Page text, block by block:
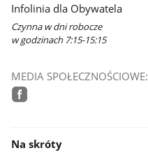
Infolinia dla Obywatela
Czynna w dni robocze
w godzinach 7:15-15:15
MEDIA SPOŁECZNOŚCIOWE:
Na skróty